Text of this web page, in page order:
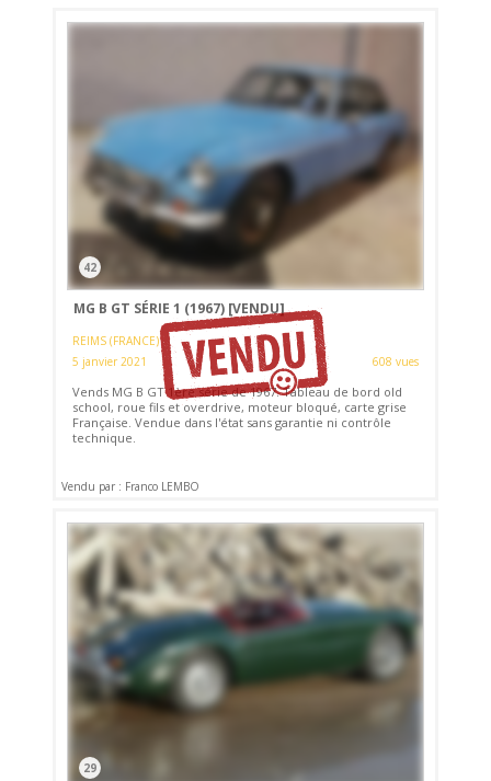
42
MG B GT SÉRIE 1 (1967) [VENDU]
REIMS (FRANCE)
5 janvier 2021
608 vues
Vends MG B GT 1ère série de 1967. Tableau de bord old
school, roue fils et overdrive, moteur bloqué, carte grise
Française. Vendue dans l'état sans garantie ni contrôle
technique.
Vendu par : Franco LEMBO
29